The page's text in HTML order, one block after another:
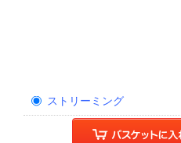
ストリーミング